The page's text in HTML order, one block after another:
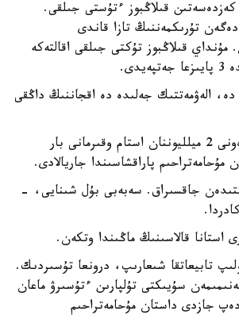
قىلاڭبوز ءتۇستى جىلقى.
تۇرىكمەننىڭ تازا قاندى
مۇنداي قىلاڭبوز تۇكتى جىلقى اقالتەكە
الەۋمەتتىك جەلىدە دە اقجاننىڭ داڭقى
دالا توسىندەگى ۆيدەونى 2 ميلليوننان استام وقىرمانى بار
مۇحامەتراحىم پاراقشاسىندا جاريالادى.
جاقسىراق. سەبەبى بۇل شىنايى، -
استانا قالاسىنىڭ ماڭىندا وتكەن.
تابيعاتقا شىعارىپ، درونعا تۇسىردىك.
سۇيىكتى تۇلپارىن ءتۇسىرۋ ماعان
جازدى داستان مۇحامەتراحىم